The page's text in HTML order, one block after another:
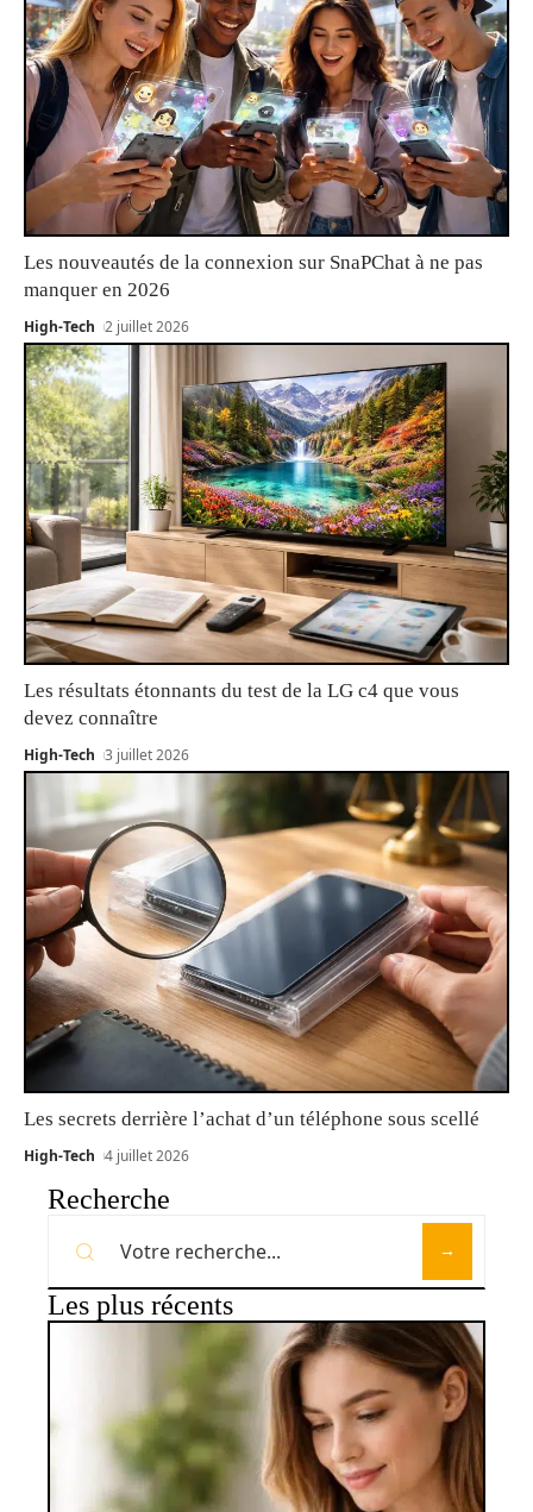
Les nouveautés de la connexion sur SnaPChat à ne pas
manquer en 2026
High-Tech 2 juillet 2026
Les résultats étonnants du test de la LG c4 que vous
devez connaître
High-Tech 3 juillet 2026
Les secrets derrière l’achat d’un téléphone sous scellé
High-Tech 4 juillet 2026
Recherche
Les plus récents